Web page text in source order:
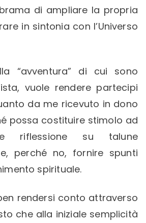
di ampliare la propria
in sintonia con l’Universo
“avventura” di cui sono
vuole rendere partecipi
da me ricevuto in dono
possa costituire stimolo ad
riflessione su talune
perché no, fornire spunti
spirituale.
rendersi conto attraverso
che alla iniziale semplicità